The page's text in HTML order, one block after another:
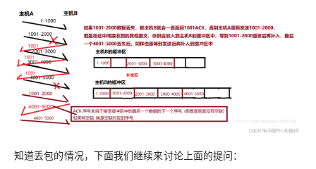
知道丢包的情况，下面我们继续来讨论上面的提问：